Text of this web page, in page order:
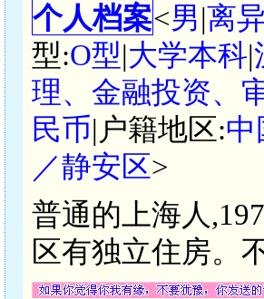
个人档案<男|离
型:O型|大学本科|
理、金融投资、
民币|户籍地区:中
／静安区>
普通的上海人
区有独立住房。